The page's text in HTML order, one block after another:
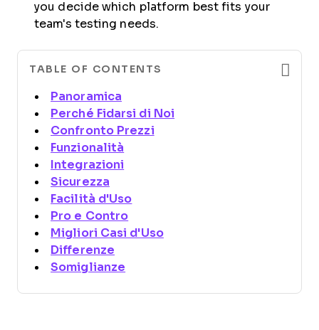
you decide which platform best fits your
team's testing needs.
TABLE OF CONTENTS
Panoramica
Perché Fidarsi di Noi
Confronto Prezzi
Funzionalità
Integrazioni
Sicurezza
Facilità d'Uso
Pro e Contro
Migliori Casi d'Uso
Differenze
Somiglianze